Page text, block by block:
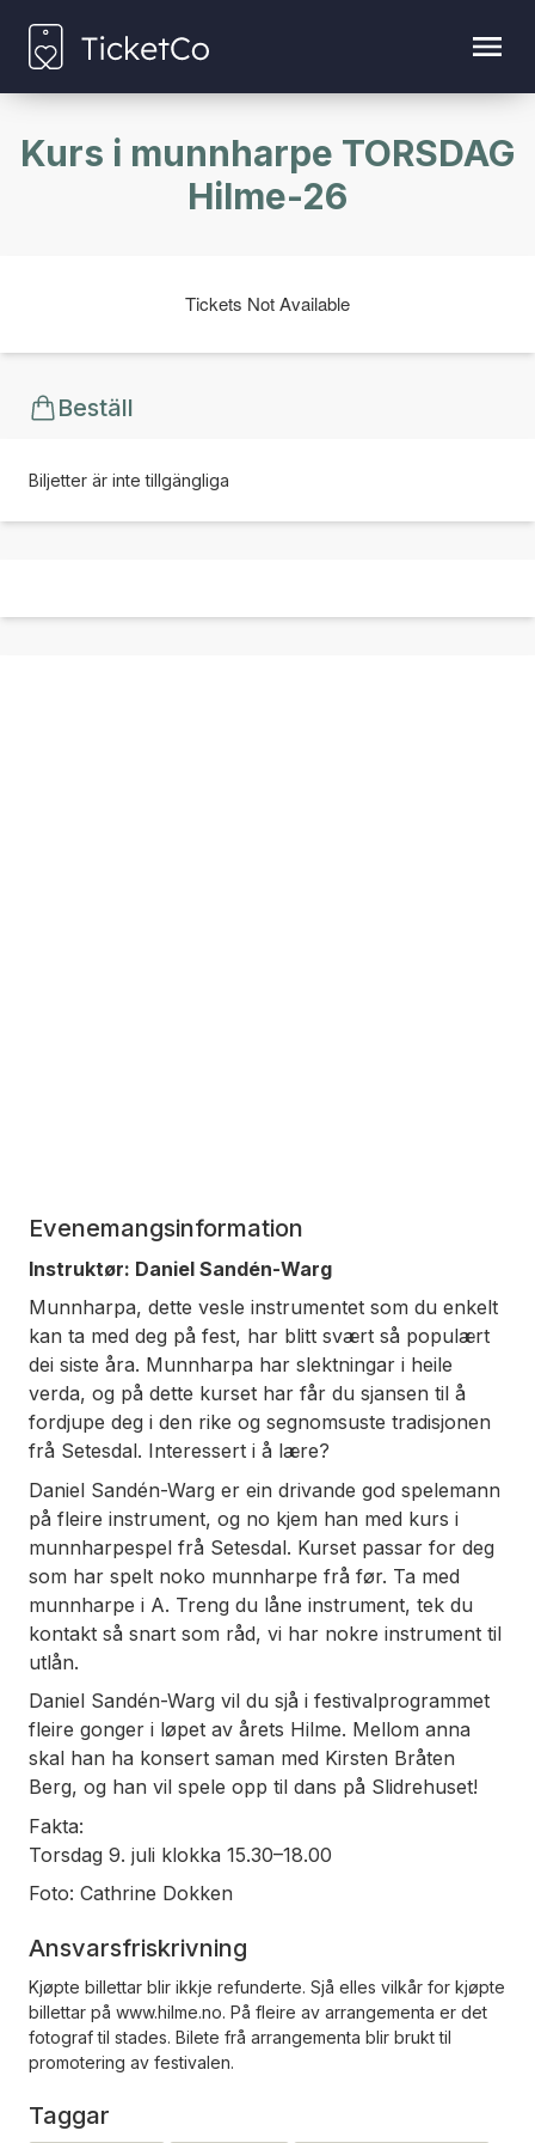
Kurs i munnharpe TORSDAG
Hilme-26
Tickets Not Available
Beställ
Biljetter är inte tillgängliga
Evenemangsinformation
Instruktør: Daniel Sandén-Warg
Munnharpa, dette vesle instrumentet som du enkelt
kan ta med deg på fest, har blitt svært så populært
dei siste åra. Munnharpa har slektningar i heile
verda, og på dette kurset har får du sjansen til å
fordjupe deg i den rike og segnomsuste tradisjonen
frå Setesdal. Interessert i å lære?
Daniel Sandén-Warg er ein drivande god spelemann
på fleire instrument, og no kjem han med kurs i
munnharpespel frå Setesdal. Kurset passar for deg
som har spelt noko munnharpe frå før. Ta med
munnharpe i A. Treng du låne instrument, tek du
kontakt så snart som råd, vi har nokre instrument til
utlån.
Daniel Sandén-Warg vil du sjå i festivalprogrammet
fleire gonger i løpet av årets Hilme. Mellom anna
skal han ha konsert saman med Kirsten Bråten
Berg, og han vil spele opp til dans på Slidrehuset!
Fakta:
Torsdag 9. juli klokka 15.30–18.00
Foto: Cathrine Dokken
Ansvarsfriskrivning
Kjøpte billettar blir ikkje refunderte. Sjå elles vilkår for kjøpte
billettar på www.hilme.no. På fleire av arrangementa er det
fotograf til stades. Bilete frå arrangementa blir brukt til
promotering av festivalen.
Taggar